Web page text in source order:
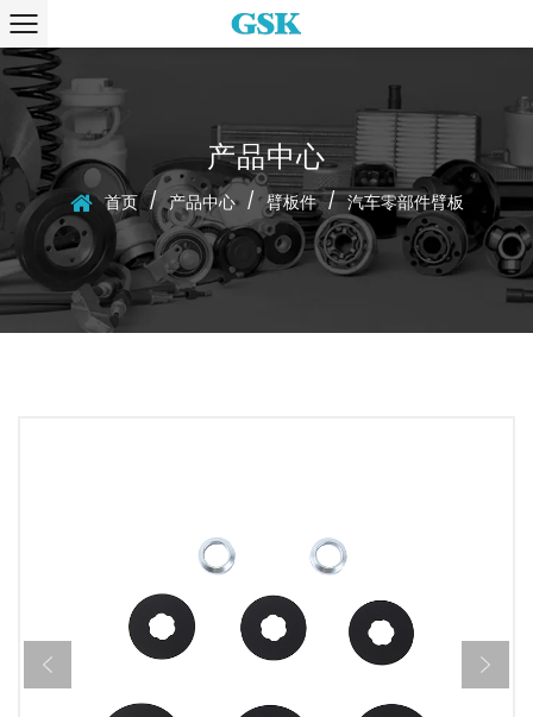
产品中心
首页 / 产品中心 / 臂板件 / 汽车零部件臂板